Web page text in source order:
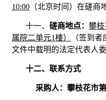
10:00（北京时间）在磋商
十一、 磋商地点： 攀
属院二单元1楼）
（签到
文件中载明的法定代表人
十二、 联系方式
采购人：攀枝花市